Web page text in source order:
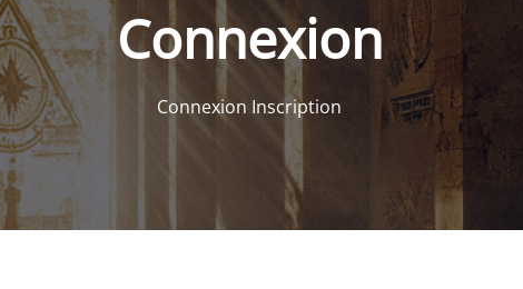
Connexion
Connexion Inscription